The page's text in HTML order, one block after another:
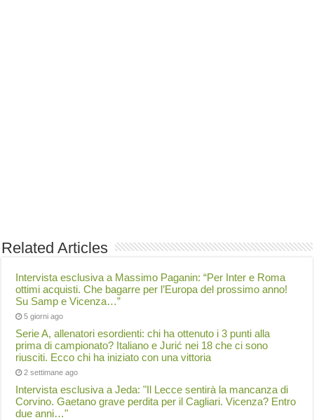
Related Articles
Intervista esclusiva a Massimo Paganin: “Per Inter e Roma
ottimi acquisti. Che bagarre per l’Europa del prossimo anno!
Su Samp e Vicenza…”
5 giorni ago
Serie A, allenatori esordienti: chi ha ottenuto i 3 punti alla
prima di campionato? Italiano e Jurić nei 18 che ci sono
riusciti. Ecco chi ha iniziato con una vittoria
2 settimane ago
Intervista esclusiva a Jeda: "Il Lecce sentirà la mancanza di
Corvino. Gaetano grave perdita per il Cagliari. Vicenza? Entro
due anni…"